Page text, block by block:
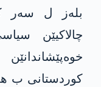
بلەز ل سەر
چالاکیێن
کوردستانی ب